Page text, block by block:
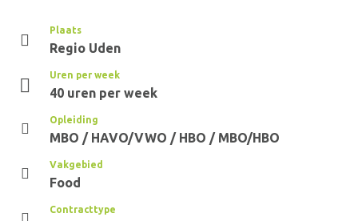
Plaats
Regio Uden
Uren per week
40 uren per week
Opleiding
MBO / HAVO/VWO / HBO / MBO/HBO
Vakgebied
Food
Contracttype